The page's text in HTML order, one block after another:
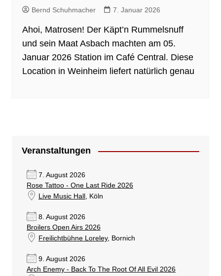
Bernd Schuhmacher 7. Januar 2026
Ahoi, Matrosen! Der Käpt’n Rummelsnuff
und sein Maat Asbach machten am 05.
Januar 2026 Station im Café Central. Diese
Location in Weinheim liefert natürlich genau
Veranstaltungen
7. August 2026
Rose Tattoo - One Last Ride 2026
Live Music Hall , Köln
8. August 2026
Broilers Open Airs 2026
Freilichtbühne Loreley, Bornich
9. August 2026
Arch Enemy - Back To The Root Of All Evil 2026